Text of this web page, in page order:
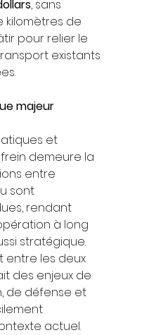
, sans
kilomètres de
pour relier le
existants
majeur
et
demeure la
entre
sont
rendant
à long
stratégique.
entre les deux
des enjeux de
de défense et
actuel.